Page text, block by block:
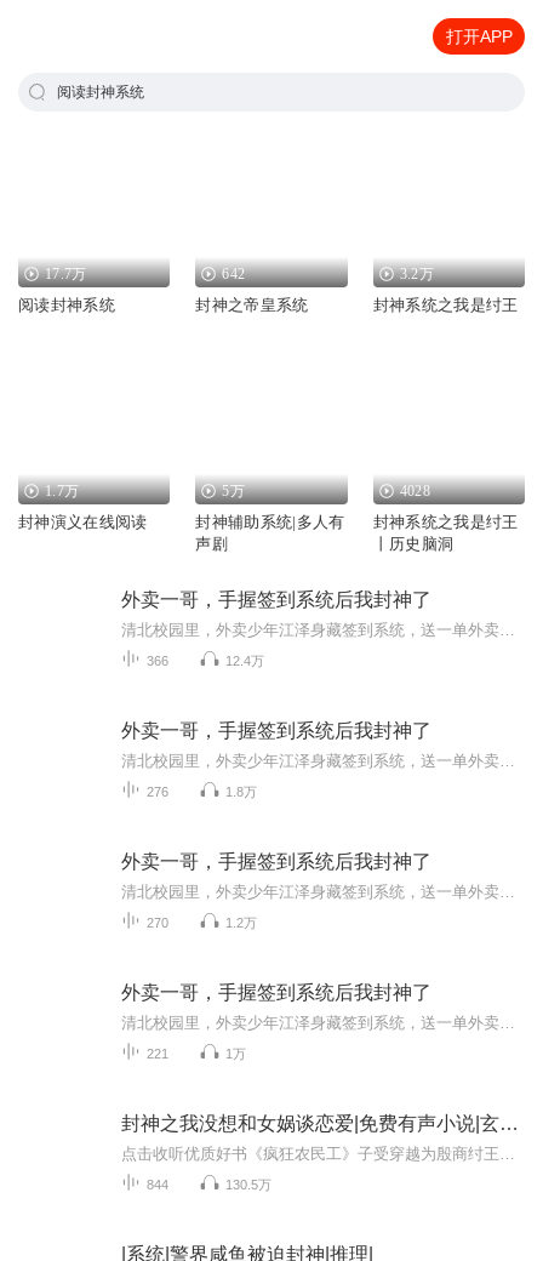
打开APP
阅读封神系统
17.7万
阅读封神系统
642
封神之帝皇系统
3.2万
封神系统之我是纣王
1.7万
封神演义在线阅读
5万
封神辅助系统|多人有
声剧
4028
封神系统之我是纣王
丨历史脑洞
外卖一哥，手握签到系统后我封神了
366 12.4万
外卖一哥，手握签到系统后我封神了
276 1.8万
外卖一哥，手握签到系统后我封神了
270 1.2万
外卖一哥，手握签到系统后我封神了
221 1万
封神之我没想和女娲谈恋爱|免费有声小说|玄幻系统封神
844 130.5万
|系统|警界咸鱼被迫封神|推理|